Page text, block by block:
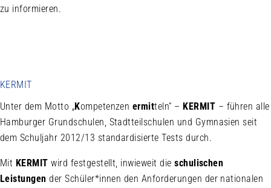
zu informieren.
KERMIT
Unter dem Motto „Kompetenzen ermitteln“ – KERMIT – führen alle
Hamburger Grundschulen, Stadtteilschulen und Gymnasien seit
dem Schuljahr 2012/13 standardisierte Tests durch.
Mit KERMIT wird festgestellt, inwieweit die schulischen
Leistungen der Schüler*innen den Anforderungen der nationalen